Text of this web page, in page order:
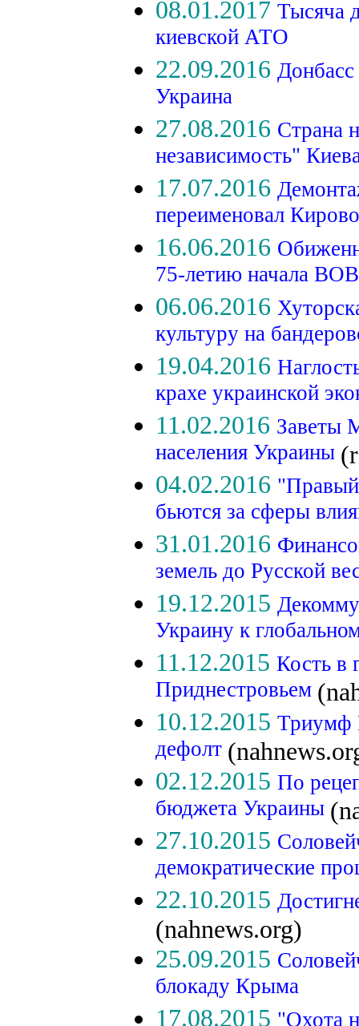
08.01.2017 Тысяча
киевской АТО
22.09.2016
Украина
27.08.2016 Страна
независимость"
17.07.2016
переименовал
16.06.2016
75-летию начала
06.06.2016
культуру на
19.04.2016
крахе украинской
11.02.2016 Заветы
населения Украины
04.02.2016
бьются за сферы
31.01.2016
земель до Русской
19.12.2015
Украину к
11.12.2015 Кость в
Приднестровьем
10.12.2015 Триумф
дефолт
02.12.2015 По
бюджета Украины
27.10.2015
демократические
22.10.2015
(nahnews.org)
25.09.2015
блокаду Крыма
17.08.2015 "Охота